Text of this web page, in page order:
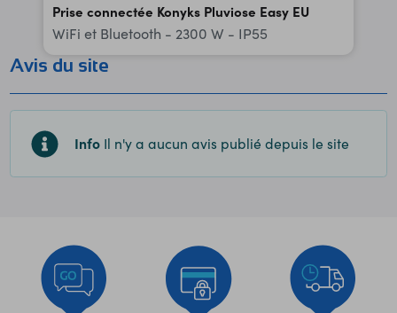
Prise connectée Konyks Pluviose Easy EU
WiFi et Bluetooth - 2300 W - IP55
Avis du site
Info Il n'y a aucun avis publié depuis le site